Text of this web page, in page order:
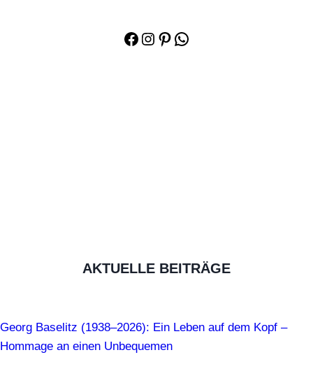
Facebook
Instagram
Pinterest
WhatsApp
AKTUELLE BEITRÄGE
Georg Baselitz (1938–2026): Ein Leben auf dem Kopf –
Hommage an einen Unbequemen